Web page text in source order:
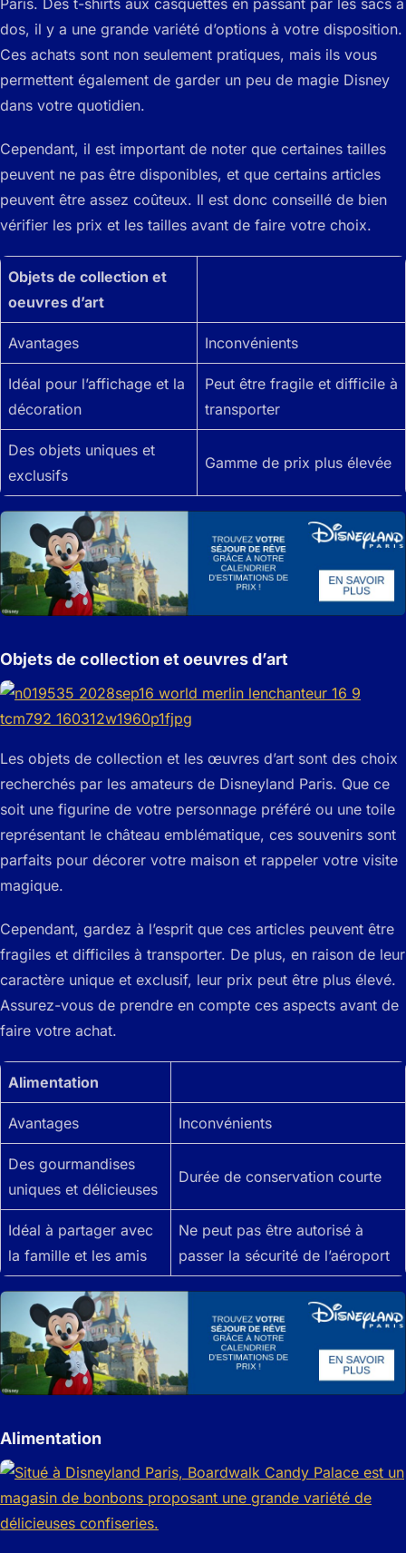
Paris. Des t-shirts aux casquettes en passant par les sacs à
dos, il y a une grande variété d’options à votre disposition.
Ces achats sont non seulement pratiques, mais ils vous
permettent également de garder un peu de magie Disney
dans votre quotidien.
Cependant, il est important de noter que certaines tailles
peuvent ne pas être disponibles, et que certains articles
peuvent être assez coûteux. Il est donc conseillé de bien
vérifier les prix et les tailles avant de faire votre choix.
Objets de collection et
oeuvres d’art
Avantages Inconvénients
Idéal pour l’affichage et la
décoration
Peut être fragile et difficile à
transporter
Des objets uniques et
exclusifs
Gamme de prix plus élevée
Objets de collection et oeuvres d’art
Les objets de collection et les œuvres d’art sont des choix
recherchés par les amateurs de Disneyland Paris. Que ce
soit une figurine de votre personnage préféré ou une toile
représentant le château emblématique, ces souvenirs sont
parfaits pour décorer votre maison et rappeler votre visite
magique.
Cependant, gardez à l’esprit que ces articles peuvent être
fragiles et difficiles à transporter. De plus, en raison de leur
caractère unique et exclusif, leur prix peut être plus élevé.
Assurez-vous de prendre en compte ces aspects avant de
faire votre achat.
Alimentation
Avantages Inconvénients
Des gourmandises
uniques et délicieuses
Durée de conservation courte
Idéal à partager avec
la famille et les amis
Ne peut pas être autorisé à
passer la sécurité de l’aéroport
Alimentation